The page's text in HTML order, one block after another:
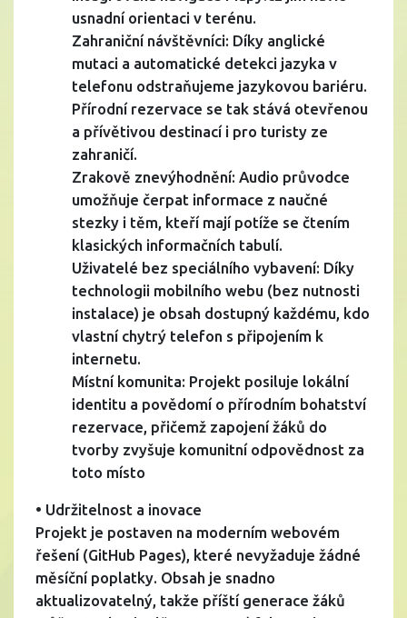
usnadní orientaci v terénu.
Zahraniční návštěvníci: Díky anglické
mutaci a automatické detekci jazyka v
telefonu odstraňujeme jazykovou bariéru.
Přírodní rezervace se tak stává otevřenou
a přívětivou destinací i pro turisty ze
zahraničí.
Zrakově znevýhodnění: Audio průvodce
umožňuje čerpat informace z naučné
stezky i těm, kteří mají potíže se čtením
klasických informačních tabulí.
Uživatelé bez speciálního vybavení: Díky
technologii mobilního webu (bez nutnosti
instalace) je obsah dostupný každému, kdo
vlastní chytrý telefon s připojením k
internetu.
Místní komunita: Projekt posiluje lokální
identitu a povědomí o přírodním bohatství
rezervace, přičemž zapojení žáků do
tvorby zvyšuje komunitní odpovědnost za
toto místo
• Udržitelnost a inovace
Projekt je postaven na moderním webovém
řešení (GitHub Pages), které nevyžaduje žádné
měsíční poplatky. Obsah je snadno
aktualizovatelný, takže příští generace žáků